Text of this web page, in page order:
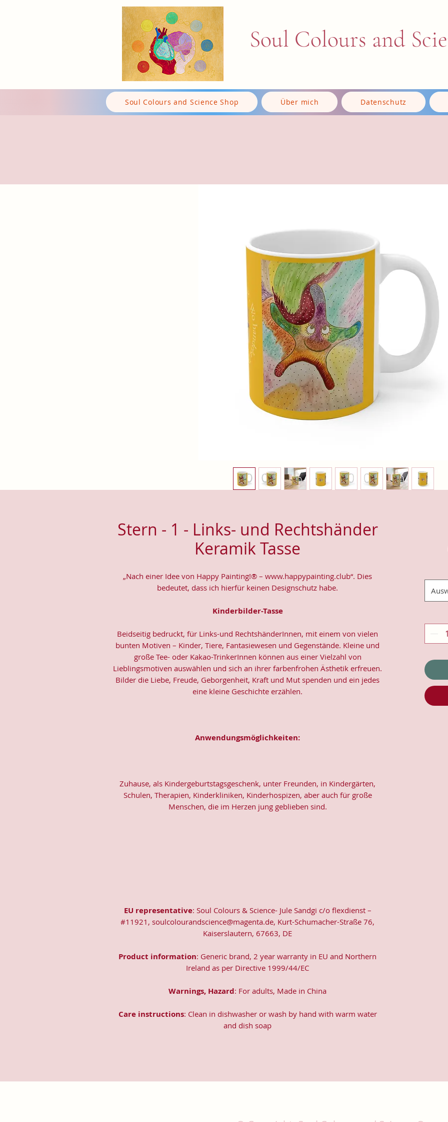
Soul Colours and
Soul Colours and Science Shop Über mich Datenschutz
Stern - 1 - Links- und Rechtshänder
Keramik Tasse
„Nach einer Idee von Happy Painting!® – www.happypainting.club“. Dies
bedeutet, dass ich hierfür keinen Designschutz habe.
Kinderbilder-Tasse
Beidseitig bedruckt, für Links-und RechtshänderInnen, mit einem von vielen
bunten Motiven – Kinder, Tiere, Fantasiewesen und Gegenstände. Kleine und
große Tee- oder Kakao-TrinkerInnen können aus einer Vielzahl von
Lieblingsmotiven auswählen und sich an ihrer farbenfrohen Ästhetik erfreuen.
Bilder die Liebe, Freude, Geborgenheit, Kraft und Mut spenden und ein jedes
eine kleine Geschichte erzählen.
Anwendungsmöglichkeiten:
Zuhause, als Kindergeburtstagsgeschenk, unter Freunden, in Kindergärten,
Schulen, Therapien, Kinderkliniken, Kinderhospizen, aber auch für große
Menschen, die im Herzen jung geblieben sind.
EU representative: Soul Colours & Science- Jule Sandgi c/o flexdienst –
#11921, soulcolourandscience@magenta.de, Kurt-Schumacher-Straße 76,
Kaiserslautern, 67663, DE
Product information: Generic brand, 2 year warranty in EU and Northern
Ireland as per Directive 1999/44/EC
Warnings, Hazard: For adults, Made in China
Care instructions: Clean in dishwasher or wash by hand with warm water
and dish soap